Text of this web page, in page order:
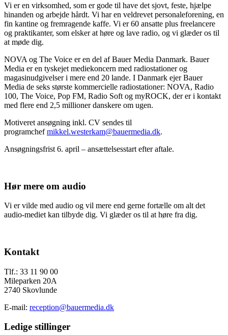
Vi er en virksomhed, som er gode til have det sjovt, feste, hjælpe
hinanden og arbejde hårdt. Vi har en veldrevet personaleforening, en
fin kantine og fremragende kaffe. Vi er 60 ansatte plus freelancere
og praktikanter, som elsker at høre og lave radio, og vi glæder os til
at møde dig.
NOVA og The Voice er en del af Bauer Media Danmark. Bauer
Media er en tyskejet mediekoncern med radiostationer og
magasinudgivelser i mere end 20 lande. I Danmark ejer Bauer
Media de seks største kommercielle radiostationer: NOVA, Radio
100, The Voice, Pop FM, Radio Soft og myROCK, der er i kontakt
med flere end 2,5 millioner danskere om ugen.
Motiveret ansøgning inkl. CV sendes til
programchefmikkel.westerkam@bauermedia.dk.
Ansøgningsfrist 6. april – ansættelsesstart efter aftale.
Hør mere om audio
Vi er vilde med audio og vil mere end gerne fortælle om alt det
audio-mediet kan tilbyde dig. Vi glæder os til at høre fra dig.
Footer
Kontakt
Tlf.: 33 11 90 00
Mileparken 20A
2740 Skovlunde
E-mail: reception@bauermedia.dk
Ledige stillinger